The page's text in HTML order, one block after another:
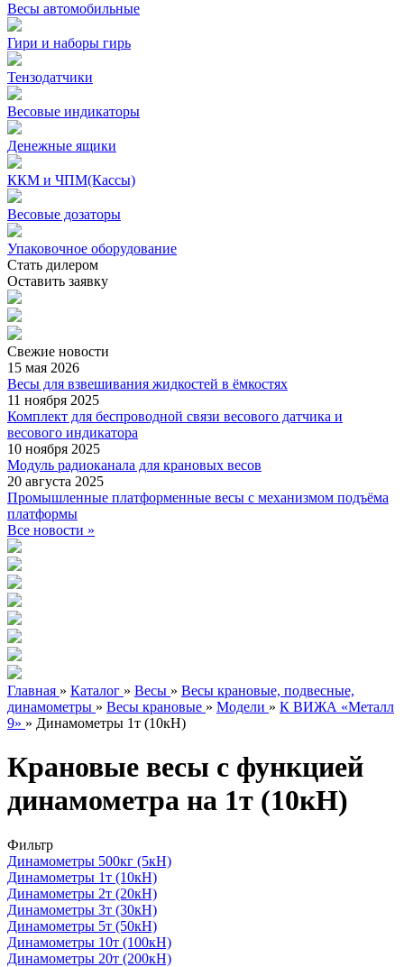
Весы автомобильные
Гири и наборы гирь
Тензодатчики
Весовые индикаторы
Денежные ящики
ККМ и ЧПМ(Кассы)
Весовые дозаторы
Упаковочное оборудование
Стать дилером
Оставить заявку
Свежие новости
15 мая 2026
Весы для взвешивания жидкостей в ёмкостях
11 ноября 2025
Комплект для беспроводной связи весового датчика и
весового индикатора
10 ноября 2025
Модуль радиоканала для крановых весов
20 августа 2025
Промышленные платформенные весы с механизмом подъёма
платформы
Все новости »
Главная » Каталог » Весы » Весы крановые, подвесные,
динамометры » Весы крановые » Модели » К ВИЖА «Металл
9» » Динамометры 1т (10кН)
Крановые весы с функцией
динамометра на 1т (10кН)
Фильтр
Динамометры 500кг (5кН)
Динамометры 1т (10кН)
Динамометры 2т (20кН)
Динамометры 3т (30кН)
Динамометры 5т (50кН)
Динамометры 10т (100кН)
Динамометры 20т (200кН)